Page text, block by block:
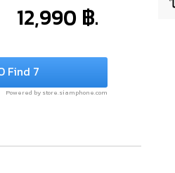
12,990 ฿.
Find 7
Powered by store.siamphone.com